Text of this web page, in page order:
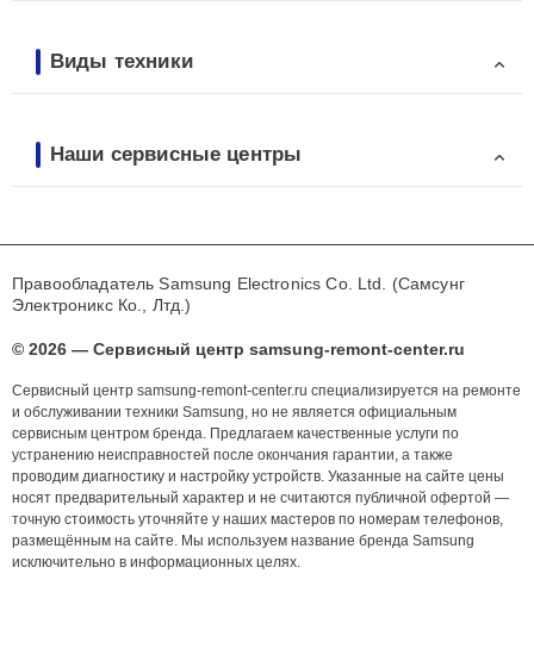
Виды техники
Наши сервисные центры
Правообладатель Samsung Electronics Co. Ltd. (Самсунг
Электроникс Ко., Лтд.)
© 2026 — Сервисный центр samsung-remont-center.ru
Сервисный центр samsung-remont-center.ru специализируется на ремонте
и обслуживании техники Samsung, но не является официальным
сервисным центром бренда. Предлагаем качественные услуги по
устранению неисправностей после окончания гарантии, а также
проводим диагностику и настройку устройств. Указанные на сайте цены
носят предварительный характер и не считаются публичной офертой —
точную стоимость уточняйте у наших мастеров по номерам телефонов,
размещённым на сайте. Мы используем название бренда Samsung
исключительно в информационных целях.